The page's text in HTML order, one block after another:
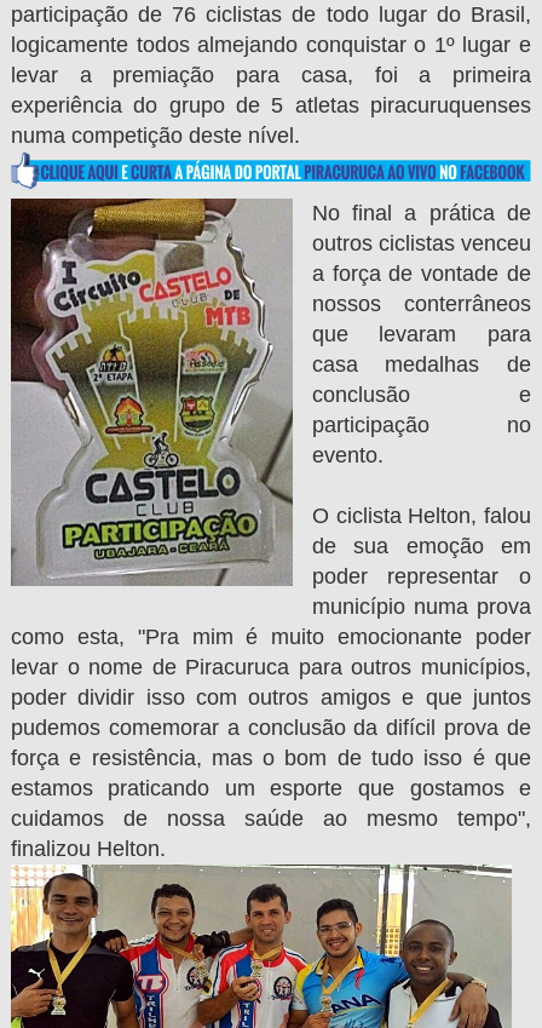
participação de 76 ciclistas de todo lugar do Brasil,
logicamente todos almejando conquistar o 1º lugar e
levar a premiação para casa, foi a primeira
experiência do grupo de 5 atletas piracuruquenses
numa competição deste nível.
No final a prática de
outros ciclistas venceu
a força de vontade de
nossos conterrâneos
que levaram para
casa medalhas de
conclusão e
participação no
evento.
O ciclista Helton, falou
de sua emoção em
poder representar o
município numa prova
como esta, "Pra mim é muito emocionante poder
levar o nome de Piracuruca para outros municípios,
poder dividir isso com outros amigos e que juntos
pudemos comemorar a conclusão da difícil prova de
força e resistência, mas o bom de tudo isso é que
estamos praticando um esporte que gostamos e
cuidamos de nossa saúde ao mesmo tempo",
finalizou Helton.